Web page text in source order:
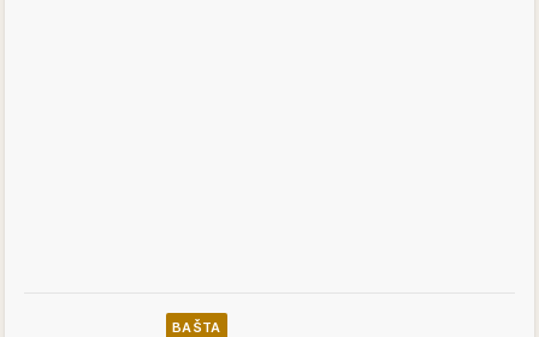
BAŠTA